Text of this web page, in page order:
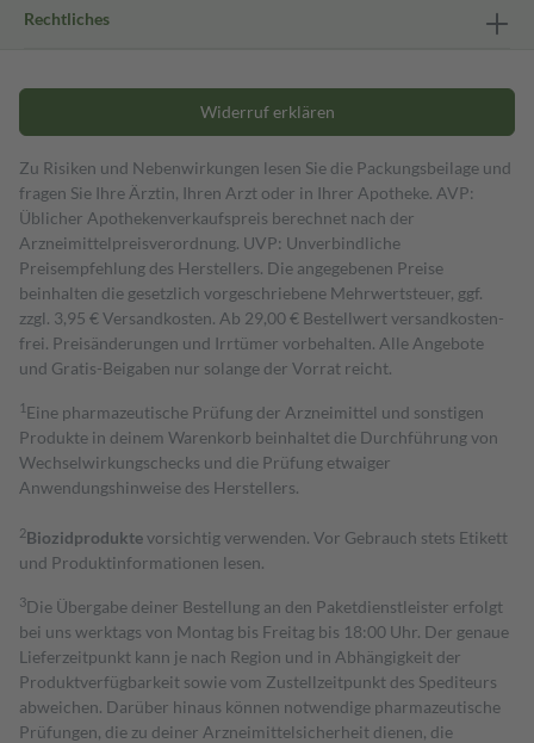
Rechtliches
Widerruf erklären
Zu Risiken und Nebenwirkungen lesen Sie die Packungsbeilage und
fragen Sie Ihre Ärztin, Ihren Arzt oder in Ihrer Apotheke. AVP:
Üblicher Apothekenverkaufspreis berechnet nach der
Arzneimittelpreisverordnung. UVP: Unverbindliche
Preisempfehlung des Herstellers. Die angegebenen Preise
beinhalten die gesetzlich vorgeschriebene Mehrwertsteuer, ggf.
zzgl. 3,95 € Versandkosten. Ab 29,00 € Bestell­wert versand­kosten­
frei. Preisänderungen und Irrtümer vorbehalten. Alle Angebote
und Gratis-Beigaben nur solange der Vorrat reicht.
1 Eine pharmazeutische Prüfung der Arzneimittel und sonstigen
Produkte in deinem Warenkorb beinhaltet die Durchführung von
Wechselwirkungschecks und die Prüfung etwaiger
Anwendungshinweise des Herstellers.
2Biozidproduktevorsichtig verwenden. Vor Gebrauch stets Etikett
und Produktinformationen lesen.
3Die Übergabe deiner Bestellung an den Paketdienstleister erfolgt
bei uns werktags von Montag bis Freitag bis 18:00 Uhr. Der genaue
Lieferzeitpunkt kann je nach Region und in Abhängigkeit der
Produktverfügbarkeit sowie vom Zustellzeitpunkt des Spediteurs
abweichen. Darüber hinaus können notwendige pharmazeutische
Prüfungen, die zu deiner Arzneimittelsicherheit dienen, die